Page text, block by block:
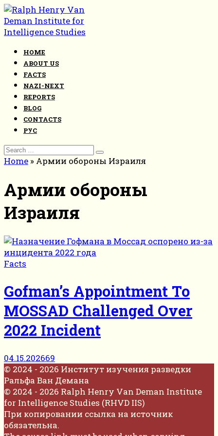
Skip
to
content
HOME
ABOUT US
FACTS
NAZI-NEXT
REPORTS
BLOG
CONTACTS
РУС
Search
for:
Home » Армии обороны Израиля
Армии обороны
Израиля
Facts
Gofman’s Appointment To
MOSSAD Challenged Over
2022 Incident
04.15.202669
© 2024 - 2026 Институт изучения разведки
Ральфа Ван Демана
© 2024 - 2026 Ralph Henry Van Deman Institute
for Intelligence Studies (RHVD IIS)
При копировании ссылка на источник
обязательна.